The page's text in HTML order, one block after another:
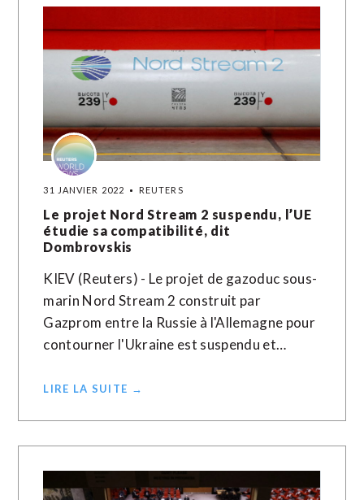
31 JANVIER 2022 REUTERS
Le projet Nord Stream 2 suspendu, l’UE
étudie sa compatibilité, dit
Dombrovskis
KIEV (Reuters) - Le projet de gazoduc sous-
marin Nord Stream 2 construit par
Gazprom entre la Russie à l'Allemagne pour
contourner l'Ukraine est suspendu et…
LIRE LA SUITE →